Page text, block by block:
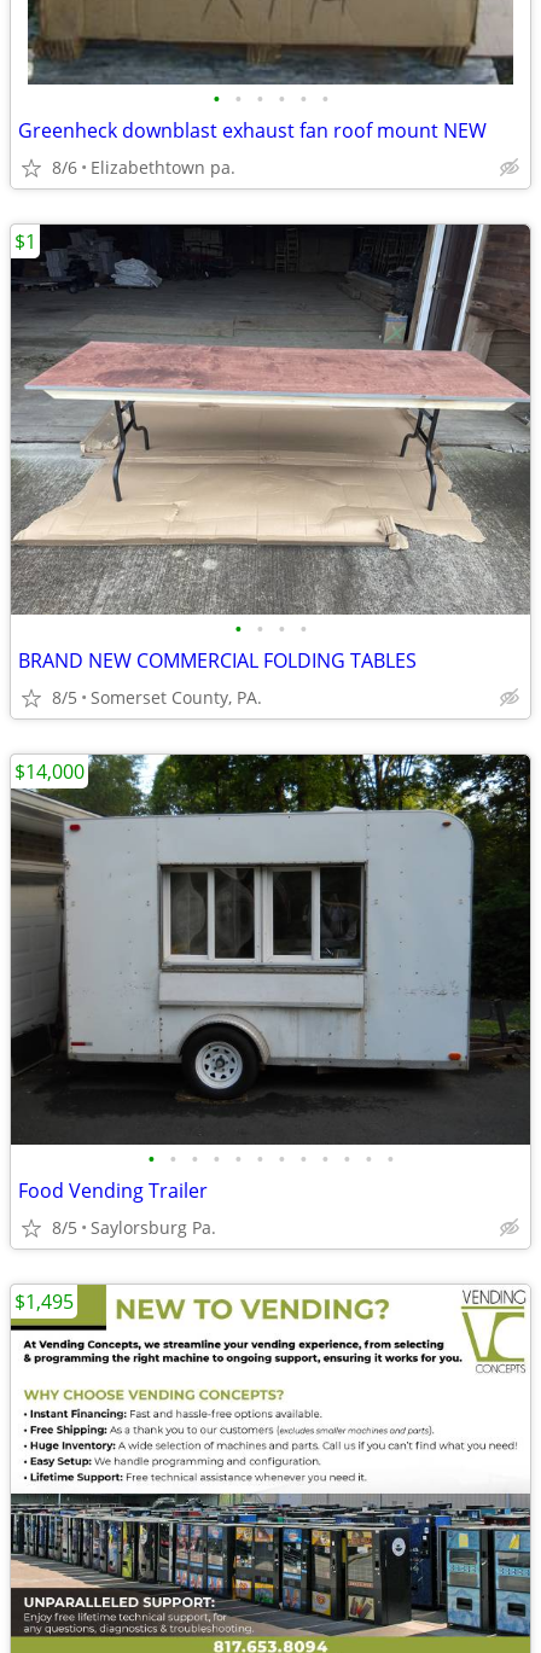
• • • • • •
Greenheck downblast exhaust fan roof mount NEW
8/6 Elizabethtown pa.
• • • •
BRAND NEW COMMERCIAL FOLDING TABLES
8/5 Somerset County, PA.
$1
• • • • • • • • • • • •
Food Vending Trailer
8/5 Saylorsburg Pa.
$14,000
$1,495